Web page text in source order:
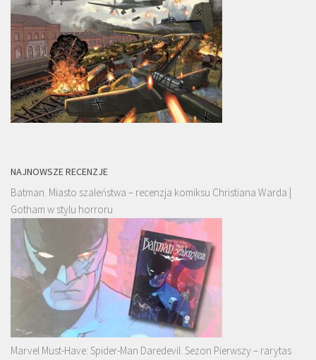
NAJNOWSZE RECENZJE
Batman. Miasto szaleństwa – recenzja komiksu Christiana Warda |
Gotham w stylu horroru
Marvel Must-Have: Spider-Man Daredevil. Sezon Pierwszy – rarytas